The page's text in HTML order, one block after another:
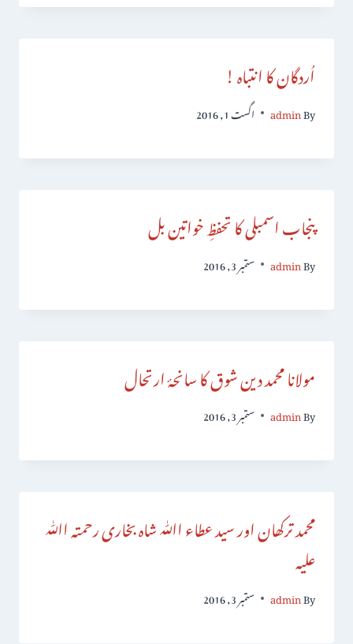
اُردگان کا انتباہ !
By
admin اگست 1, 2016
پنجاب اسمبلی کا تحفظِ خواتین بل
By
admin ستمبر 3, 2016
مولانا محمد دین شوق کا سانحۂ ارتحال
By
admin ستمبر 3, 2016
محمد ترکھان اور سید عطاء اﷲ شاہ بخاری رحمتہ اﷲ
علیہ
By
admin ستمبر 3, 2016